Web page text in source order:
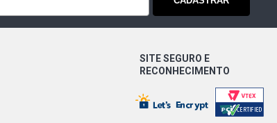
SITE SEGURO E
RECONHECIMENTO